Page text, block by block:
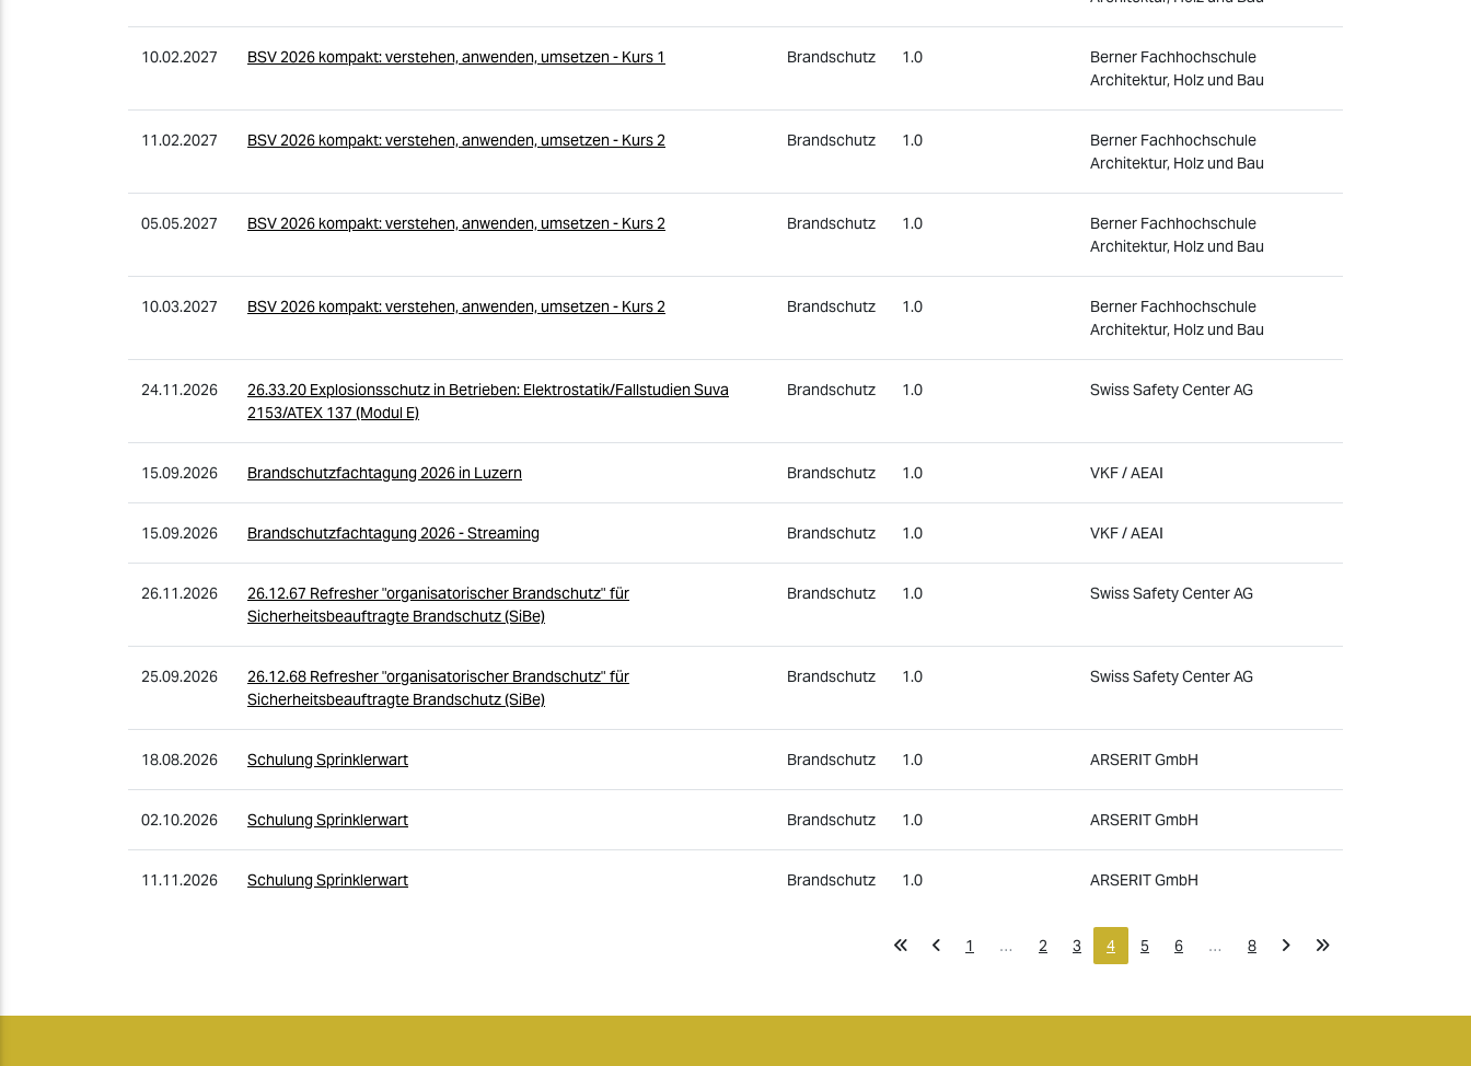
10.02.2027 BSV 2026 kompakt: verstehen, anwenden, umsetzen - Kurs 1 Brandschutz 1.0
Berner Fachhochschule
Architektur, Holz und Bau
11.02.2027 BSV 2026 kompakt: verstehen, anwenden, umsetzen - Kurs 2 Brandschutz 1.0
Berner Fachhochschule
Architektur, Holz und Bau
05.05.2027 BSV 2026 kompakt: verstehen, anwenden, umsetzen - Kurs 2 Brandschutz 1.0
Berner Fachhochschule
Architektur, Holz und Bau
10.03.2027 BSV 2026 kompakt: verstehen, anwenden, umsetzen - Kurs 2 Brandschutz 1.0
Berner Fachhochschule
Architektur, Holz und Bau
24.11.2026
26.33.20 Explosionsschutz in Betrieben: Elektrostatik/Fallstudien Suva
2153/ATEX 137 (Modul E)
Brandschutz 1.0 Swiss Safety Center AG
15.09.2026 Brandschutzfachtagung 2026 in Luzern Brandschutz 1.0 VKF / AEAI
15.09.2026 Brandschutzfachtagung 2026 - Streaming Brandschutz 1.0 VKF / AEAI
26.11.2026
26.12.67 Refresher "organisatorischer Brandschutz" für
Sicherheitsbeauftragte Brandschutz (SiBe)
Brandschutz 1.0 Swiss Safety Center AG
25.09.2026
26.12.68 Refresher "organisatorischer Brandschutz" für
Sicherheitsbeauftragte Brandschutz (SiBe)
Brandschutz 1.0 Swiss Safety Center AG
18.08.2026 Schulung Sprinklerwart Brandschutz 1.0 ARSERIT GmbH
02.10.2026 Schulung Sprinklerwart Brandschutz 1.0 ARSERIT GmbH
11.11.2026 Schulung Sprinklerwart Brandschutz 1.0 ARSERIT GmbH
1 … 2 3 4 5 6 … 8